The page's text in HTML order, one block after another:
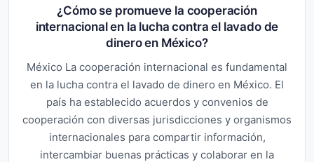
¿Cómo se promueve la cooperación
internacional en la lucha contra el lavado de
dinero en México?
México La cooperación internacional es fundamental
en la lucha contra el lavado de dinero en México. El
país ha establecido acuerdos y convenios de
cooperación con diversas jurisdicciones y organismos
internacionales para compartir información,
intercambiar buenas prácticas y colaborar en la